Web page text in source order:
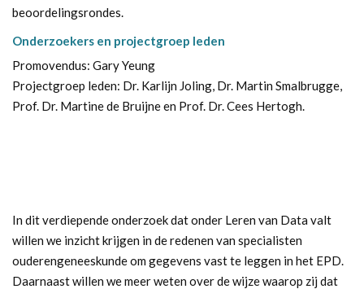
beoordelingsrondes.
Onderzoekers en projectgroep leden
Promovendus: Gary Yeung
Projectgroep leden: Dr. Karlijn Joling, Dr. Martin Smalbrugge,
Prof. Dr. Martine de Bruijne en Prof. Dr. Cees Hertogh.
In dit verdiepende onderzoek dat onder Leren van Data valt
willen we inzicht krijgen in de redenen van specialisten
ouderengeneeskunde om gegevens vast te leggen in het EPD.
Daarnaast willen we meer weten over de wijze waarop zij dat